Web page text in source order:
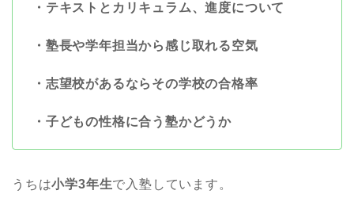
・テキストとカリキュラム、進度について
・塾長や学年担当から感じ取れる空気
・志望校があるならその学校の合格率
・子どもの性格に合う塾かどうか
うちは小学3年生で入塾しています。